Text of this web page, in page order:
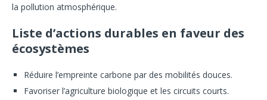
la pollution atmosphérique.
Liste d’actions durables en faveur des
écosystèmes
Réduire l’empreinte carbone par des mobilités douces.
Favoriser l’agriculture biologique et les circuits courts.